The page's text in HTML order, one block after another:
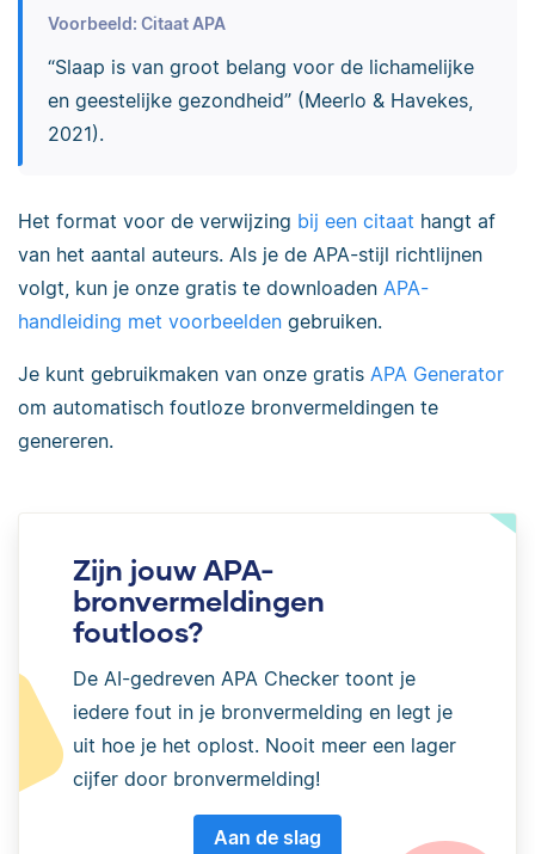
Voorbeeld: Citaat APA
“Slaap is van groot belang voor de lichamelijke
en geestelijke gezondheid” (Meerlo & Havekes,
2021).
Het format voor de verwijzing bij een citaat hangt af
van het aantal auteurs. Als je de APA-stijl richtlijnen
volgt, kun je onze gratis te downloaden APA-
handleiding met voorbeelden gebruiken.
Je kunt gebruikmaken van onze gratis APA Generator
om automatisch foutloze bronvermeldingen te
genereren.
Zijn jouw APA-
bronvermeldingen
foutloos?
De AI-gedreven APA Checker toont je
iedere fout in je bronvermelding en legt je
uit hoe je het oplost. Nooit meer een lager
cijfer door bronvermelding!
Aan de slag